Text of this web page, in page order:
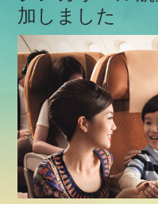
加しました